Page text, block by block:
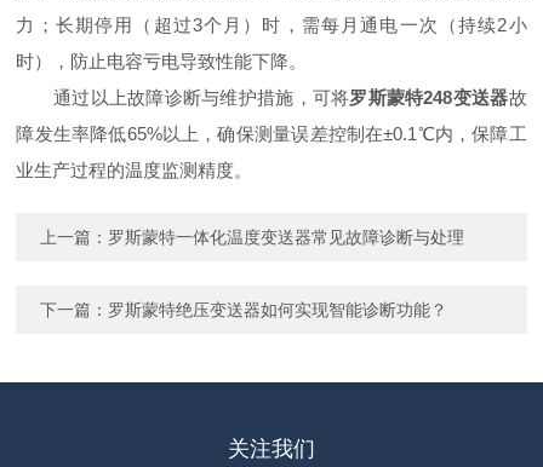
力；长期停用（超过3个月）时，需每月通电一次（持续2小
时），防止电容亏电导致性能下降。
通过以上故障诊断与维护措施，可将罗斯蒙特248变送器故
障发生率降低65%以上，确保测量误差控制在±0.1℃内，保障工
业生产过程的温度监测精度。
上一篇： 罗斯蒙特一体化温度变送器常见故障诊断与处理
下一篇： 罗斯蒙特绝压变送器如何实现智能诊断功能？
关注我们